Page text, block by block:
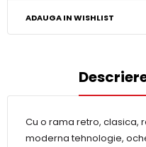
ADAUGA IN WISHLIST
Cu o rama retro, clasica,
moderna tehnologie,